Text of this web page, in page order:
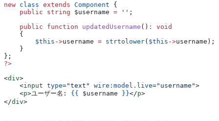
new class extends Component {
    public
string $username = '' ;
    public
function updatedUsername () :
void
    {
        $this
->username = strtolower( $this ->username );
    }
};
?>
<div>
    <
input type="text" wire:model.live="username">
    <
p>ユーザー名: {{ $username }}</p>
</div>